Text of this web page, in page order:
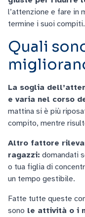
l’attenzione e fare in
termine i suoi compiti.
Quali
La soglia
e varia nel corso
mattina si è più
compito, mentre
Altro fattore
ragazzi: domandati
o tua figlia di
un tempo gestibile.
Fatte tutte queste
sono le attività o i